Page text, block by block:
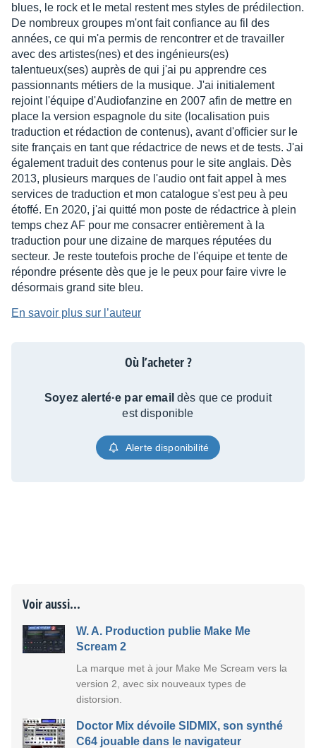
blues, le rock et le metal restent mes styles de prédilection.
De nombreux groupes m'ont fait confiance au fil des
années, ce qui m'a permis de rencontrer et de travailler
avec des artistes(nes) et des ingénieurs(es)
talentueux(ses) auprès de qui j'ai pu apprendre ces
passionnants métiers de la musique. J'ai initialement
rejoint l'équipe d'Audiofanzine en 2007 afin de mettre en
place la version espagnole du site (localisation puis
traduction et rédaction de contenus), avant d'officier sur le
site français en tant que rédactrice de news et de tests. J'ai
également traduit des contenus pour le site anglais. Dès
2013, plusieurs marques de l'audio ont fait appel à mes
services de traduction et mon catalogue s'est peu à peu
étoffé. En 2020, j'ai quitté mon poste de rédactrice à plein
temps chez AF pour me consacrer entièrement à la
traduction pour une dizaine de marques réputées du
secteur. Je reste toutefois proche de l'équipe et tente de
répondre présente dès que je le peux pour faire vivre le
désormais grand site bleu.
En savoir plus sur l’auteur
Où l’acheter ?
Soyez alerté·e par email dès que ce produit
est disponible
Alerte disponibilité
Voir aussi...
W. A. Production publie Make Me
Scream 2
La marque met à jour Make Me Scream vers la
version 2, avec six nouveaux types de
distorsion.
Doctor Mix dévoile SIDMIX, son synthé
C64 jouable dans le navigateur